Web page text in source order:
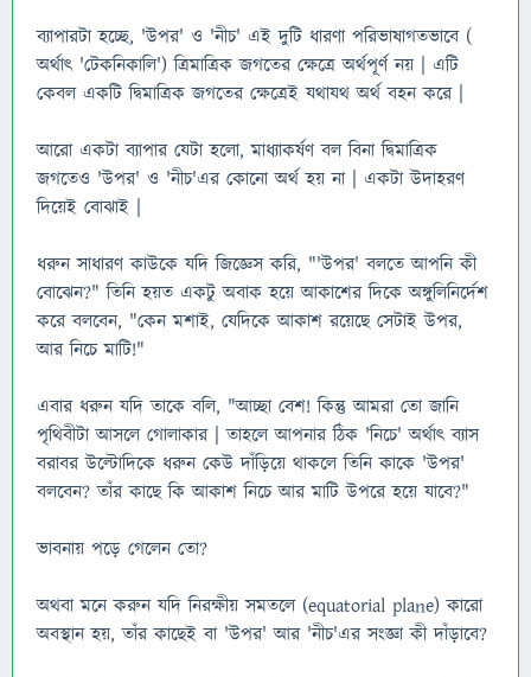
ব্যাপারটা হচ্ছে, 'উপর' ও 'নীচ' এই দুটি ধারণা পরিভাষাগতভাবে (
অর্থাৎ 'টেকনিকালি') ত্রিমাত্রিক জগতের ক্ষেত্রে অর্থপূর্ণ নয় | এটি
কেবল একটি দ্বিমাত্রিক জগতের ক্ষেত্রেই যথাযথ অর্থ বহন করে |
আরো একটা ব্যাপার যেটা হলো, মাধ্যাকর্ষণ বল বিনা দ্বিমাত্রিক
জগতেও 'উপর' ও 'নীচ'এর কোনো অর্থ হয় না | একটা উদাহরণ
দিয়েই বোঝাই |
ধরুন সাধারণ কাউকে যদি জিজ্ঞেস করি, "'উপর' বলতে আপনি কী
বোঝেন?" তিনি হয়ত একটু অবাক হয়ে আকাশের দিকে অঙ্গুলিনির্দেশ
করে বলবেন, "কেন মশাই, যেদিকে আকাশ রয়েছে সেটাই উপর,
আর নিচে মাটি!"
এবার ধরুন যদি তাকে বলি, "আচ্ছা বেশ! কিন্তু আমরা তো জানি
পৃথিবীটা আসলে গোলাকার | তাহলে আপনার ঠিক 'নিচে' অর্থাৎ ব্যাস
বরাবর উল্টোদিকে ধরুন কেউ দাঁড়িয়ে থাকলে তিনি কাকে 'উপর'
বলবেন? তাঁর কাছে কি আকাশ নিচে আর মাটি উপরে হয়ে যাবে?"
ভাবনায় পড়ে গেলেন তো?
অথবা মনে করুন যদি নিরক্ষীয় সমতলে (equatorial plane) কারো
অবস্থান হয়, তাঁর কাছেই বা 'উপর' আর 'নীচ'এর সংজ্ঞা কী দাঁড়াবে?